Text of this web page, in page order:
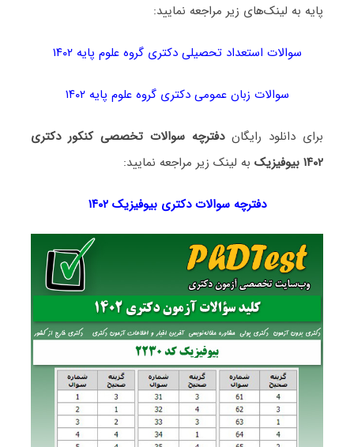
پایه به لینک‌های زیر مراجعه نمایید:
سوالات استعداد تحصیلی دکتری گروه علوم پایه ۱۴۰۲
سوالات زبان عمومی دکتری گروه علوم پایه ۱۴۰۲
برای دانلود رایگاندفترچه سوالات تخصصی کنکور دکتری
۱۴۰۲ بیوفیزیک
به لینک زیر مراجعه نمایید:
دفترچه سوالات دکتریبیوفیزیک ۱۴۰۲